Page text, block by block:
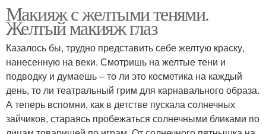
Макияж с желтыми тенями.
Желтый макияж глаз
Казалось бы, трудно представить себе желтую краску,
нанесенную на веки. Смотришь на желтые тени и
подводку и думаешь – то ли это косметика на каждый
день, то ли театральный грим для карнавального образа.
А теперь вспомни, как в детстве пускала солнечных
зайчиков, стараясь пробежаться солнечными бликами по